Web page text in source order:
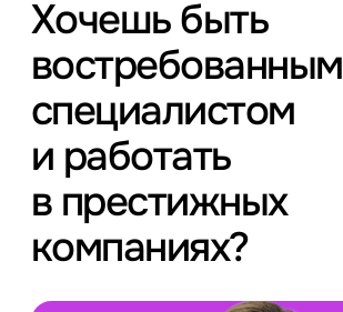
Хочешь быть
востребованным
специалистом
и работать
в престижных
компаниях?